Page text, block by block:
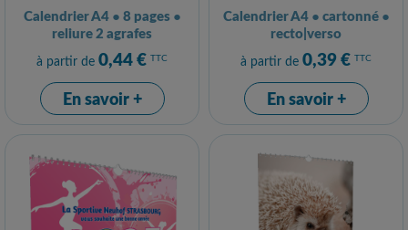
Calendrier A4 ● 8 pages ●
reliure 2 agrafes
à partir de 0,44 € TTC
En savoir +
Calendrier A4 ● cartonné ●
recto|verso
à partir de 0,39 € TTC
En savoir +